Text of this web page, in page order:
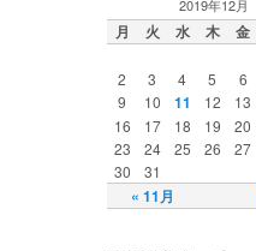
2019年12月
月 火 水 木 金
« 11月
2
3 4 5 6
9
10 11 12 13
16
17 18 19 20
23
24 25 26 27
30
31